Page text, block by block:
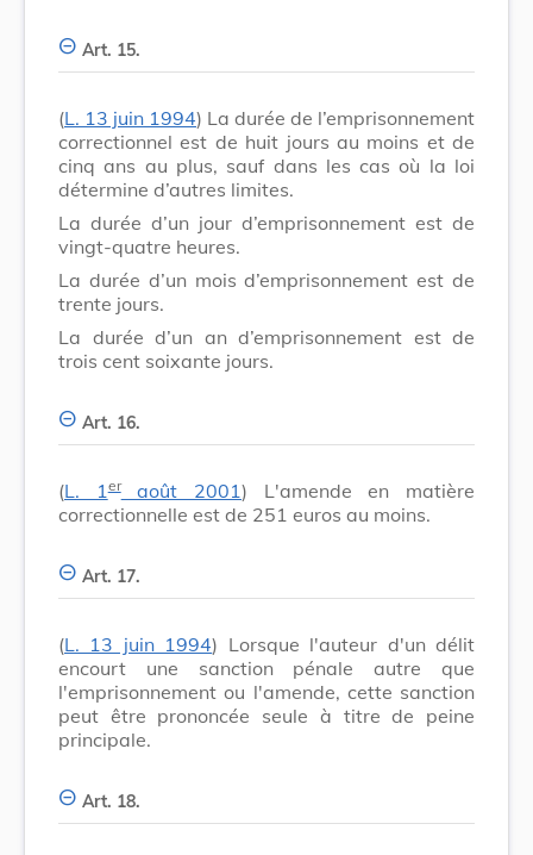
Art. 15.
(L. 13 juin 1994) La durée de l’emprisonnement
correctionnel est de huit jours au moins et de
cinq ans au plus, sauf dans les cas où la loi
détermine d’autres limites.
La durée d’un jour d’emprisonnement est de
vingt-quatre heures.
La durée d’un mois d’emprisonnement est de
trente jours.
La durée d’un an d’emprisonnement est de
trois cent soixante jours.
Art. 16.
(L. 1eraoût 2001) L'amende en matière
correctionnelle est de 251 euros au moins.
Art. 17.
(L. 13 juin 1994) Lorsque l'auteur d'un délit
encourt une sanction pénale autre que
l'emprisonnement ou l'amende, cette sanction
peut être prononcée seule à titre de peine
principale.
Art. 18.